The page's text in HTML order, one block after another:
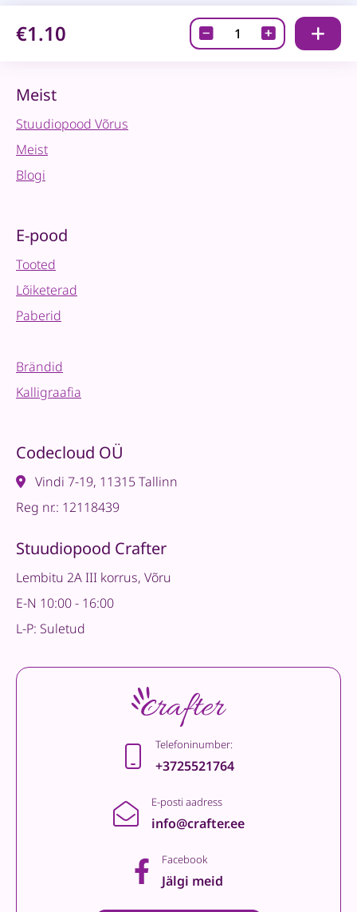
€1.10
Disainpaber/
Afternoon
Meist
Stuudiopood Võrus
Meist
Blogi
E-pood
Tooted
Lõiketerad
Paberid
Brändid
Kalligraafia
Codecloud OÜ
Vindi 7-19, 11315 Tallinn
Reg nr.: 12118439
Stuudiopood Crafter
Lembitu 2A III korrus, Võru
E-N 10:00 - 16:00
L-P: Suletud
Telefoninumber:
+3725521764
E-posti aadress
info@crafter.ee
Facebook
Jälgi meid